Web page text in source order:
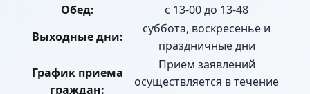
Обед:
с 13-00 до 13-48
Выходные дни:
суббота, воскресенье и
праздничные дни
График приема
граждан:
Прием заявлений
осуществляется в течение